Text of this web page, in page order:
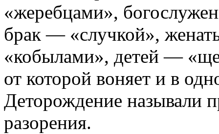
«жеребцами»,
брак — «случкой»,
«кобылами», детей —
от которой воняет и в
Деторождение называли
разорения.